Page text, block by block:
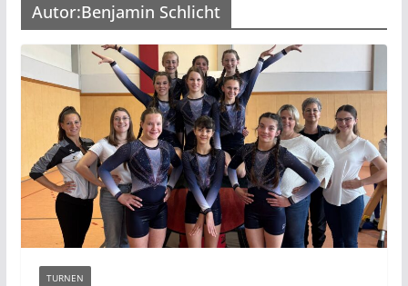
Autor:Benjamin Schlicht
TURNEN